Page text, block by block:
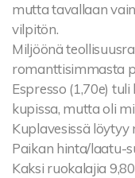
mutta tavallaan
vilpitön.
Miljöönä
romanttisimmasta
Espresso (1,70e)
kupissa, mutta oli
Kuplavesissä löytyy
Paikan hinta/laatu-
Kaksi ruokalajia